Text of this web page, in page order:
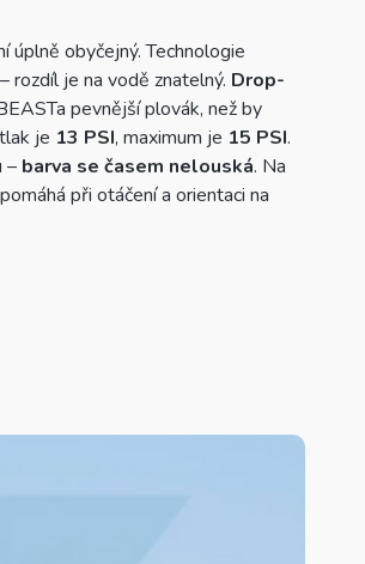
obyčejný. Technologie
– rozdíl je na vodě znatelný. Drop-
pevnější plovák, než by
je 13 PSI, maximum je 15 PSI.
– barva se časem nelouská. Na
při otáčení a orientaci na